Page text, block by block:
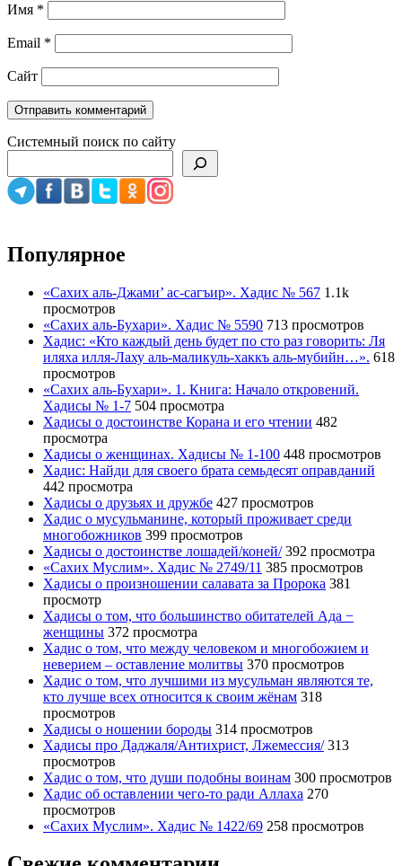
Имя *
Email *
Сайт
Системный поиск по сайту
Популярное
«Сахих аль-Джами’ ас-сагъир». Хадис № 567 1.1k
просмотров
«Сахих аль-Бухари». Хадис № 5590 713 просмотров
Хадис: «Кто каждый день будет по сто раз говорить: Ля
иляха илля-Лаху аль-маликуль-хаккъ аль-мубийн…». 618
просмотров
«Сахих аль-Бухари». 1. Книга: Начало откровений.
Хадисы № 1-7 504 просмотра
Хадисы о достоинстве Корана и его чтении 482
просмотра
Хадисы о женщинах. Хадисы № 1-100 448 просмотров
Хадис: Найди для своего брата семьдесят оправданий
442 просмотра
Хадисы о друзьях и дружбе 427 просмотров
Хадис о мусульманине, который проживает среди
многобожников 399 просмотров
Хадисы о достоинстве лошадей/коней/ 392 просмотра
«Сахих Муслим». Хадис № 2749/11 385 просмотров
Хадисы о произношении салавата за Пророка 381
просмотр
Хадисы о том, что большинство обитателей Ада −
женщины 372 просмотра
Хадис о том, что между человеком и многобожием и
неверием – оставление молитвы 370 просмотров
Хадис о том, что лучшими из мусульман являются те,
кто лучше всех относится к своим жёнам 318
просмотров
Хадисы о ношении бороды 314 просмотров
Хадисы про Даджаля/Антихрист, Лжемессия/ 313
просмотров
Хадис о том, что души подобны воинам 300 просмотров
Хадис об оставлении чего-то ради Аллаха 270
просмотров
«Сахих Муслим». Хадис № 1422/69 258 просмотров